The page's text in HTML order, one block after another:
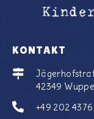
KONTAKT
42349
+49 202